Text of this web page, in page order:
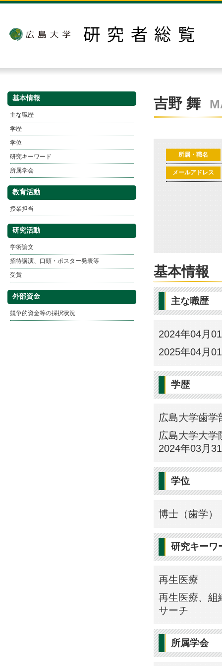
基本情報
主な職歴
学歴
学位
研究キーワード
所属学会
教育活動
授業担当
研究活動
学術論文
招待講演、口頭・ポスター発表等
受賞
外部資金
競争的資金等の採択状況
吉野 舞
所属・職名
メールアドレス
基本情報
主な職歴
2024年04月
2025年04月
学歴
広島大学歯学
広島大学大
2024年03月
学位
博士（歯学
研究キーワ
再生医療
再生医療、組
サーチ
所属学会